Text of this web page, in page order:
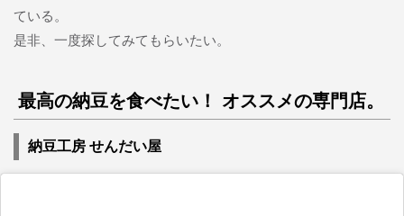
ている。
是非、一度探してみてもらいたい。
最高の納豆を食べたい！ オススメの専門店。
納豆工房 せんだい屋